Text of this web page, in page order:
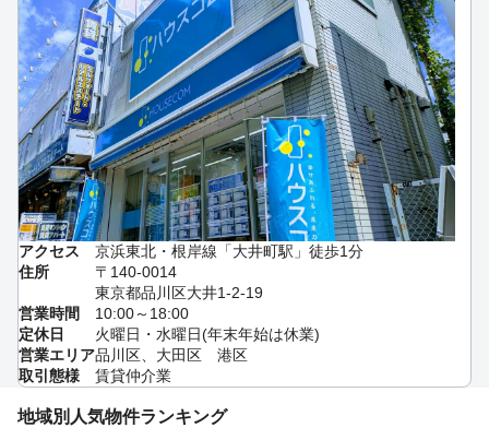
アクセス
京浜東北・根岸線「大井町駅」徒歩1分
住所
〒140-0014
東京都品川区大井1-2-19
営業時間
10:00～18:00
定休日
火曜日・水曜日(年末年始は休業)
営業エリア品川区、大田区 港区
取引態様
賃貸仲介業
地域別人気物件ランキング